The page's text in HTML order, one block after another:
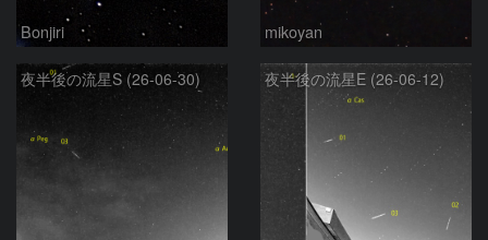
Bonjiri mikoyan
夜半後の流星S (26-06-30) 夜半後の流星E (26-06-12)